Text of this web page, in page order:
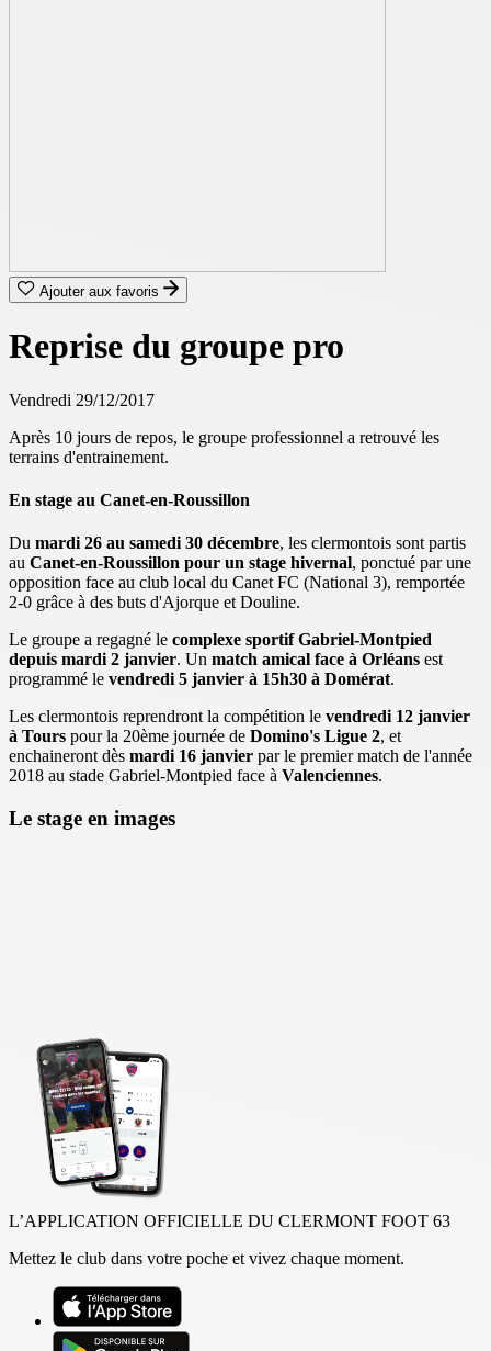
Ajouter aux favoris
Reprise du groupe pro
Vendredi 29/12/2017
Après 10 jours de repos, le groupe professionnel a retrouvé les
terrains d'entrainement.
En stage au Canet-en-Roussillon
Du mardi 26 au samedi 30 décembre, les clermontois sont partis
au Canet-en-Roussillon pour un stage hivernal, ponctué par une
opposition face au club local du Canet FC (National 3), remportée
2-0 grâce à des buts d'Ajorque et Douline.
Le groupe a regagné le complexe sportif Gabriel-Montpied
depuis mardi 2 janvier. Un match amical face à Orléans est
programmé le vendredi 5 janvier à 15h30 à Domérat.
Les clermontois reprendront la compétition le vendredi 12 janvier
à Tours pour la 20ème journée de Domino's Ligue 2, et
enchaineront dès mardi 16 janvier par le premier match de l'année
2018 au stade Gabriel-Montpied face à Valenciennes.
Le stage en images
L’APPLICATION OFFICIELLE DU CLERMONT FOOT 63
Mettez le club dans votre poche et vivez chaque moment.